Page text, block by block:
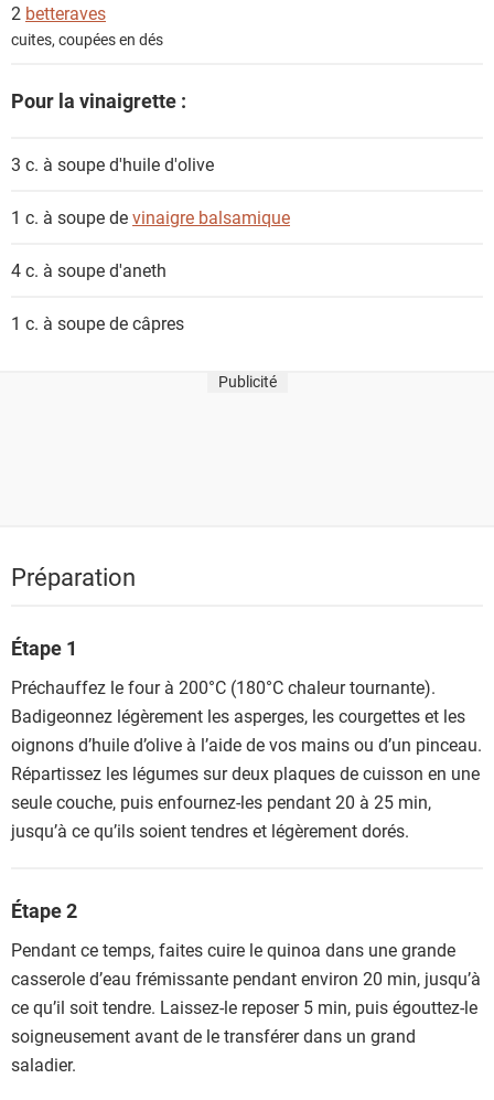
2 betteraves
cuites, coupées en dés
Pour la vinaigrette :
3 c. à souped'huile d'olive
1 c. à soupe devinaigre balsamique
4 c. à souped'aneth
1 c. à soupe decâpres
Publicité
Préparation
Étape 1
Préchauffez le four à 200°C (180°C chaleur tournante).
Badigeonnez légèrement les asperges, les courgettes et les
oignons d’huile d’olive à l’aide de vos mains ou d’un pinceau.
Répartissez les légumes sur deux plaques de cuisson en une
seule couche, puis enfournez-les pendant 20 à 25 min,
jusqu’à ce qu’ils soient tendres et légèrement dorés.
Étape 2
Pendant ce temps, faites cuire le quinoa dans une grande
casserole d’eau frémissante pendant environ 20 min, jusqu’à
ce qu’il soit tendre. Laissez-le reposer 5 min, puis égouttez-le
soigneusement avant de le transférer dans un grand
saladier.